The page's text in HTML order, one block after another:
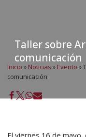
Taller sobre
comunicación
Inicio » Noticias » Evento »
comunicación
El viernes 16 de